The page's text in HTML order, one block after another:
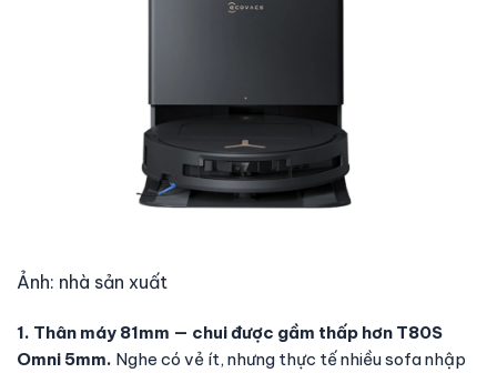
Ảnh: nhà sản xuất
1. Thân máy 81mm — chui được gầm thấp hơn T80S
Omni 5mm. Nghe có vẻ ít, nhưng thực tế nhiều sofa nhập